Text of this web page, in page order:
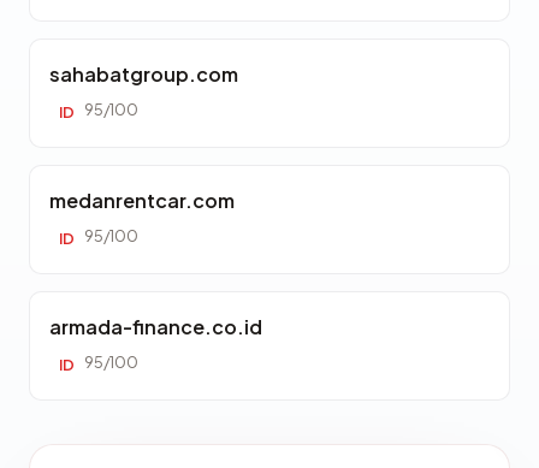
sahabatgroup.com
ID 95/100
medanrentcar.com
ID 95/100
armada-finance.co.id
ID 95/100